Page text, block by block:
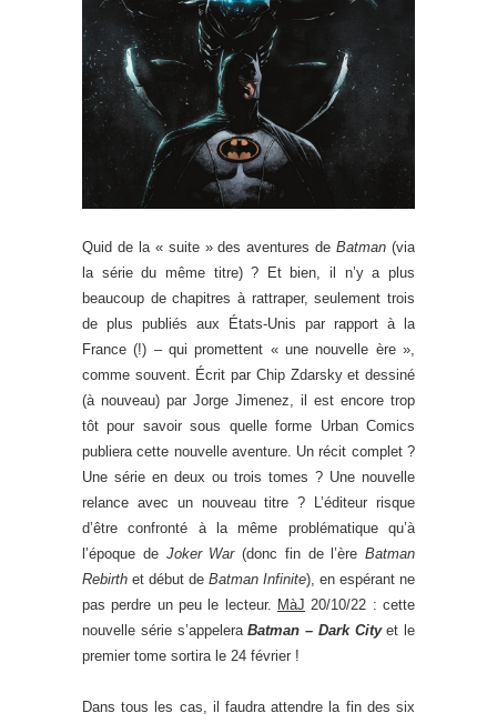
Quid de la « suite » des aventures deBatman (via
la série du même titre) ? Et bien, il n’y a plus
beaucoup de chapitres à rattraper, seulement trois
de plus publiés aux États-Unis par rapport à la
France (!) – qui promettent « une nouvelle ère »,
comme souvent. Écrit par Chip Zdarsky et dessiné
(à nouveau) par Jorge Jimenez, il est encore trop
tôt pour savoir sous quelle forme Urban Comics
publiera cette nouvelle aventure. Un récit complet ?
Une série en deux ou trois tomes ? Une nouvelle
relance avec un nouveau titre ? L’éditeur risque
d’être confronté à la même problématique qu’à
l’époque de Joker War(donc fin de l’ère Batman
Rebirth et début de Batman Infinite), en espérant ne
pas perdre un peu le lecteur. MàJ 20/10/22 : cette
nouvelle série s’appeleraBatman – Dark Cityet le
premier tome sortira le 24 février !
Dans tous les cas, il faudra attendre la fin des six